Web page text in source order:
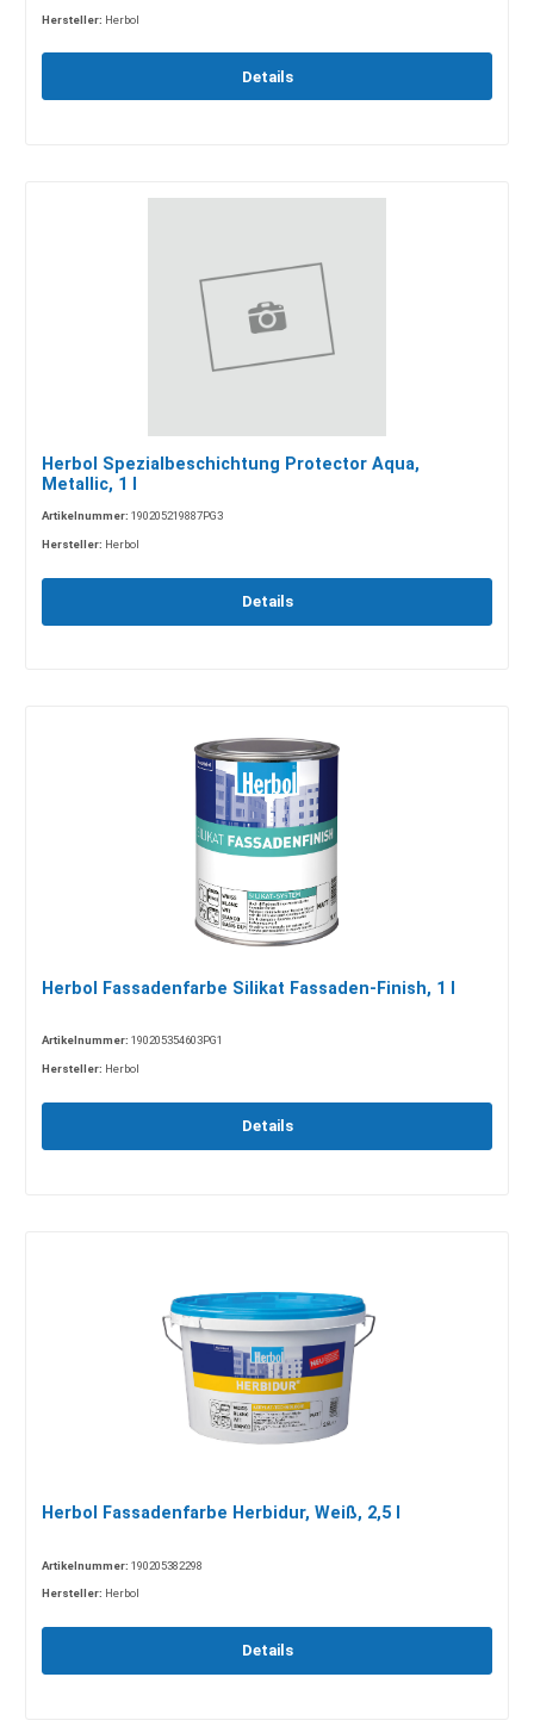
Hersteller: Herbol
Details
Herbol Spezialbeschichtung Protector Aqua,
Metallic, 1 l
Artikelnummer: 190205219887PG3
Hersteller: Herbol
Details
Herbol Fassadenfarbe Silikat Fassaden-Finish, 1 l
Artikelnummer: 190205354603PG1
Hersteller: Herbol
Details
Herbol Fassadenfarbe Herbidur, Weiß, 2,5 l
Artikelnummer: 190205382298
Hersteller: Herbol
Details